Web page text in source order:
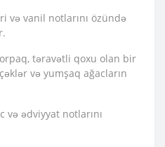
və vanil notlarını özündə
təravətli qoxu olan bir
və yumşaq ağacların
və ədviyyat notlarını